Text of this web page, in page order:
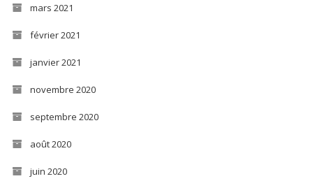
mars 2021
février 2021
janvier 2021
novembre 2020
septembre 2020
août 2020
juin 2020